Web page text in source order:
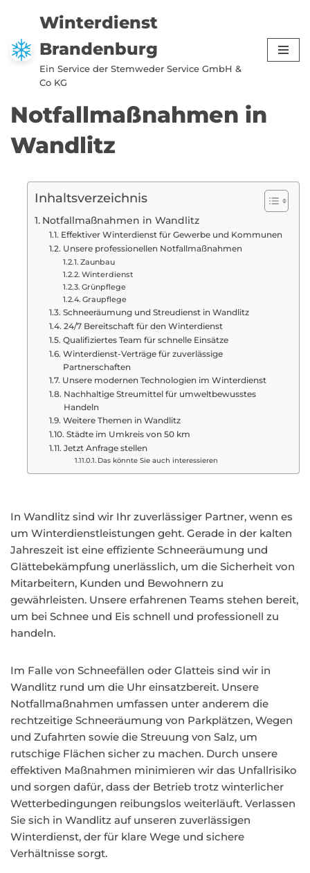
Zum
Inhalt
springen
Winterdienst
Brandenburg
Ein Service der Stemweder Service GmbH &
Co KG
Notfallmaßnahmen in
Wandlitz
Inhaltsverzeichnis
Notfallmaßnahmen in Wandlitz
Effektiver Winterdienst für Gewerbe und Kommunen
Unsere professionellen Notfallmaßnahmen
Zaunbau
Winterdienst
Grünpflege
Graupflege
Schneeräumung und Streudienst in Wandlitz
24/7 Bereitschaft für den Winterdienst
Qualifiziertes Team für schnelle Einsätze
Winterdienst-Verträge für zuverlässige
Partnerschaften
Unsere modernen Technologien im Winterdienst
Nachhaltige Streumittel für umweltbewusstes
Handeln
Weitere Themen in Wandlitz
Städte im Umkreis von 50 km
Jetzt Anfrage stellen
Das könnte Sie auch interessieren
In Wandlitz sind wir Ihr zuverlässiger Partner, wenn es
um Winterdienstleistungen geht. Gerade in der kalten
Jahreszeit ist eine effiziente Schneeräumung und
Glättebekämpfung unerlässlich, um die Sicherheit von
Mitarbeitern, Kunden und Bewohnern zu
gewährleisten. Unsere erfahrenen Teams stehen bereit,
um bei Schnee und Eis schnell und professionell zu
handeln.
Im Falle von Schneefällen oder Glatteis sind wir in
Wandlitz rund um die Uhr einsatzbereit. Unsere
Notfallmaßnahmen umfassen unter anderem die
rechtzeitige Schneeräumung von Parkplätzen, Wegen
und Zufahrten sowie die Streuung von Salz, um
rutschige Flächen sicher zu machen. Durch unsere
effektiven Maßnahmen minimieren wir das Unfallrisiko
und sorgen dafür, dass der Betrieb trotz winterlicher
Wetterbedingungen reibungslos weiterläuft. Verlassen
Sie sich in Wandlitz auf unseren zuverlässigen
Winterdienst, der für klare Wege und sichere
Verhältnisse sorgt.